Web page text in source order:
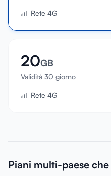
Rete 4G
20GB
Validità 30 giorno
Rete 4G
Piani multi-paese